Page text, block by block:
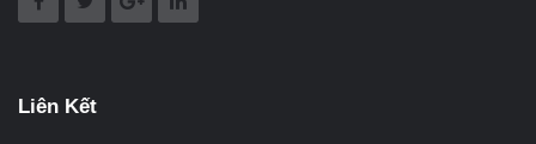
Liên Kết